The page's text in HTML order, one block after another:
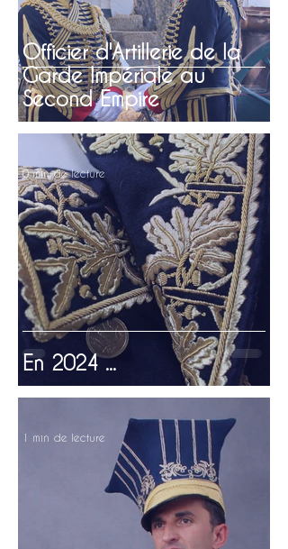
Officier d'Artillerie de la
Garde Impériale au
Second Empire
En 2024 ...
0 min de lecture
1 min de lecture